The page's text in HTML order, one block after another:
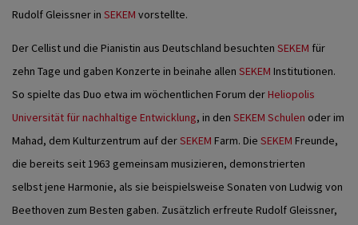
Rudolf Gleissner in SEKEM vorstellte.
Der Cellist und die Pianistin aus Deutschland besuchten SEKEM für
zehn Tage und gaben Konzerte in beinahe allen SEKEM Institutionen.
So spielte das Duo etwa im wöchentlichen Forum derHeliopolis
Universität für nachhaltige Entwicklung, in den SEKEM Schulen oder im
Mahad, dem Kulturzentrum auf derSEKEM Farm. Die SEKEM Freunde,
die bereits seit 1963 gemeinsam musizieren, demonstrierten
selbst jene Harmonie, als sie beispielsweise Sonaten von Ludwig von
Beethoven zum Besten gaben. Zusätzlich erfreute Rudolf Gleissner,